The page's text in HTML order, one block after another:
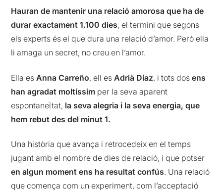
Hauran de mantenir una relació amorosa que ha de
durar exactament 1.100 dies, el termini que segons
els experts és el que dura una relació d’amor. Però ella
li amaga un secret, no creu en l’amor.
Ella esAnna Carreño, ell esAdrià Díaz, i tots dosens
han agradat moltíssim per la seva aparent
espontaneïtat, la seva alegria i la seva energia, que
hem rebut des del minut 1.
Una història que avança i retrocedeix en el temps
jugant amb el nombre de dies de relació, i que potser
en algun moment ens ha resultat confús. Una relació
que comença com un experiment, com l’acceptació